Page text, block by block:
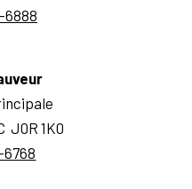
6888
J0R 1K0
6768